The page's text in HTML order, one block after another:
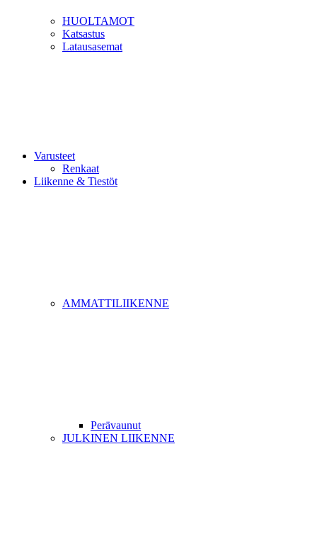
HUOLTAMOT
Katsastus
Latausasemat
Varusteet
Renkaat
Liikenne & Tiestöt
AMMATTILIIKENNE
Perävaunut
JULKINEN LIIKENNE